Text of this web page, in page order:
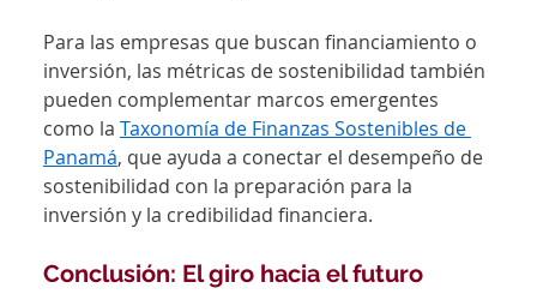
Para las empresas que buscan financiamiento o
inversión, las métricas de sostenibilidad también
pueden complementar marcos emergentes
como la Taxonomía de Finanzas Sostenibles de
Panamá, que ayuda a conectar el desempeño de
sostenibilidad con la preparación para la
inversión y la credibilidad financiera.
Conclusión: El giro hacia el futuro